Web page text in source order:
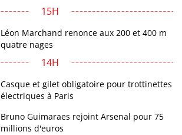
15H
Léon Marchand renonce aux 200 et 400 m
quatre nages
14H
Casque et gilet obligatoire pour trottinettes
électriques à Paris
Bruno Guimaraes rejoint Arsenal pour 75
millions d'euros